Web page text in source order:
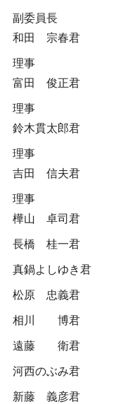
副委員長
和田 宗春君
理事
富田 俊正君
理事
鈴木貫太郎君
理事
吉田 信夫君
理事
樺山 卓司君
長橋 桂一君
真鍋よしゆき君
松原 忠義君
相川 博君
遠藤 衛君
河西のぶみ君
新藤 義彦君